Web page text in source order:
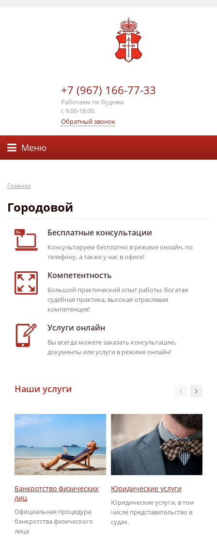
+7 (967) 166-77-33
Работаем по будням
с 9.00-18.00.
Обратный звонок
Меню
Главная
Городовой
Бесплатные консультации
Консультируем бесплатно в режиме онлайн, по
телефону, а также у нас в офисе!
Компетентность
Большой практический опыт работы, богатая
судебная практика, высокая отраслевая
компетенция!
Услуги онлайн
Вы всегда можете заказать консультацию,
документы или услуги в режиме онлайн!
Наши услуги
Банкротство физических
лиц
Официальная процедура
банкротства физического
лица
Юридические услуги
Юридические услуги, в том
числе представительство в
судах.